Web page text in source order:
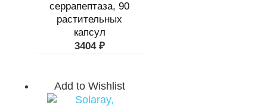
серрапептаза, 90
растительных
капсул
3404 ₽
Add to Wishlist